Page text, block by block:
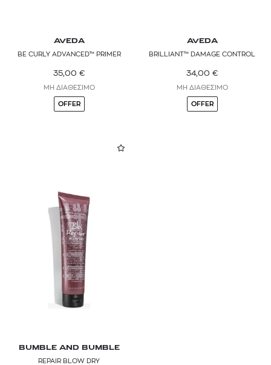
AVEDA
BE CURLY ADVANCED™ PRIMER
35,00 €
ΜΗ ΔΙΑΘΕΣΙΜΟ
OFFER
AVEDA
BRILLIANT™ DAMAGE CONTROL
34,00 €
ΜΗ ΔΙΑΘΕΣΙΜΟ
OFFER
BUMBLE AND BUMBLE
REPAIR BLOW DRY